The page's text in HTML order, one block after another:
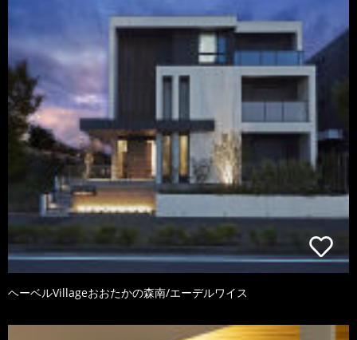
ヘーベルVillageおおたかの森南/エーデルワイス